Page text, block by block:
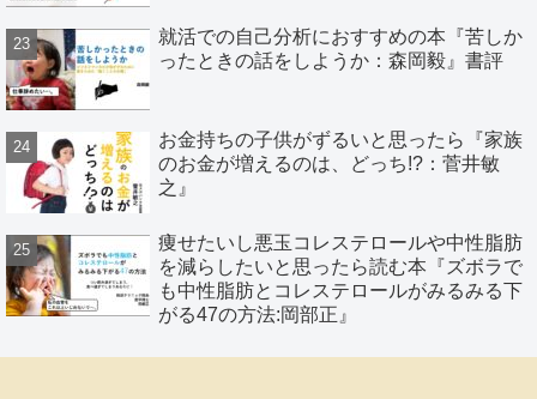
就活での自己分析におすすめの本『苦しか
ったときの話をしようか：森岡毅』書評
お金持ちの子供がずるいと思ったら『家族
のお金が増えるのは、どっち!?：菅井敏
之』
痩せたいし悪玉コレステロールや中性脂肪
を減らしたいと思ったら読む本『ズボラで
も中性脂肪とコレステロールがみるみる下
がる47の方法:岡部正』